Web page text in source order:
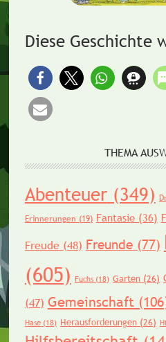
Diese Geschichte
THEMA
Abenteuer(349)
Erinnerungen (19) Fantasie(36)
Freude(48) Freunde(77)
(605) Fuchs(18) Garten(26)
(47) Gemeinschaft
Hase(18) Herausforderungen(26)